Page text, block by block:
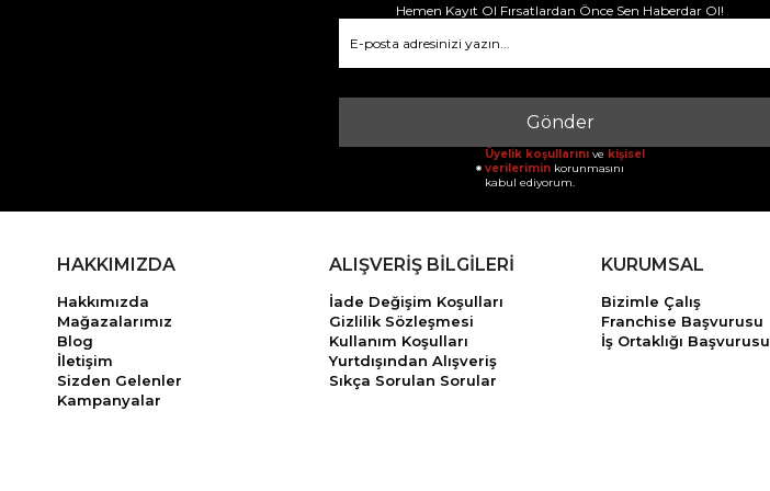
Hemen Kayıt Ol Fırsatlardan Önce Sen Haberdar Ol!
Gönder
Üyelik koşullarını ve kişisel
verilerimin korunmasını
kabul ediyorum.
HAKKIMIZDA
Hakkımızda
Mağazalarımız
Blog
İletişim
Sizden Gelenler
Kampanyalar
ALIŞVERİŞ BİLGİLERİ
İade Değişim Koşulları
Gizlilik Sözleşmesi
Kullanım Koşulları
Yurtdışından Alışveriş
Sıkça Sorulan Sorular
KURUMSAL
Bizimle Çalış
Franchise Başvurusu
İş Ortaklığı Başvurusu